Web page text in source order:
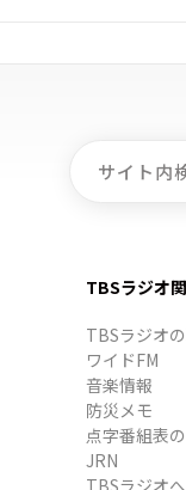
TBSラジオ
TBSラジオ
ワイドFM
音楽情報
防災メモ
点字番組表
JRN
TBSラジオ